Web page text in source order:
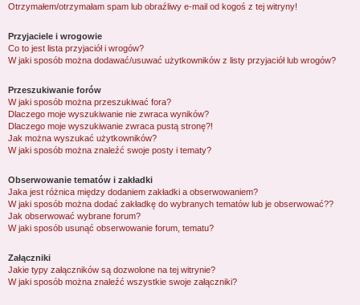
Otrzymałem/otrzymałam spam lub obraźliwy e-mail od kogoś z tej witryny!
Przyjaciele i wrogowie
Co to jest lista przyjaciół i wrogów?
W jaki sposób można dodawać/usuwać użytkowników z listy przyjaciół lub wrogów?
Przeszukiwanie forów
W jaki sposób można przeszukiwać fora?
Dlaczego moje wyszukiwanie nie zwraca wyników?
Dlaczego moje wyszukiwanie zwraca pustą stronę?!
Jak można wyszukać użytkowników?
W jaki sposób można znaleźć swoje posty i tematy?
Obserwowanie tematów i zakładki
Jaka jest różnica między dodaniem zakładki a obserwowaniem?
W jaki sposób można dodać zakładkę do wybranych tematów lub je obserwować??
Jak obserwować wybrane forum?
W jaki sposób usunąć obserwowanie forum, tematu?
Załączniki
Jakie typy załączników są dozwolone na tej witrynie?
W jaki sposób można znaleźć wszystkie swoje załączniki?